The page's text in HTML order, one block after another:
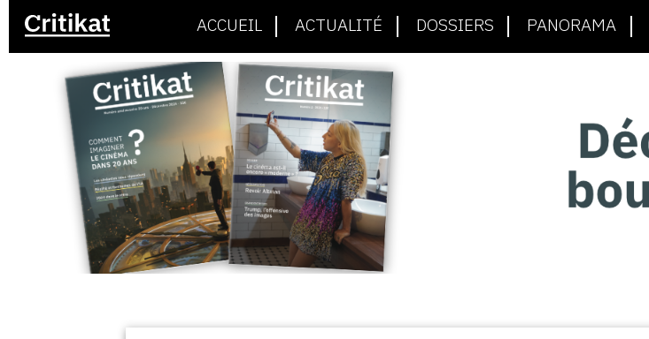
ACCUEIL ACTUALITÉ DOSSIERS PANORAMA